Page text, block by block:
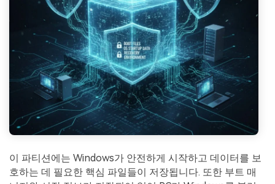
이 파티션에는 Windows가 안전하게 시작하고 데이터를 보
호하는 데 필요한 핵심 파일들이 저장됩니다. 또한 부트 매